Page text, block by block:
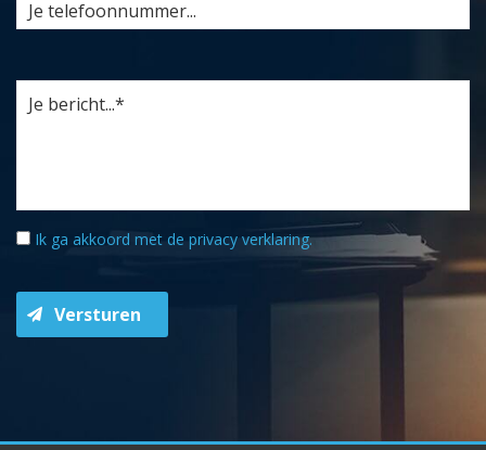
Ik ga akkoord met de privacy verklaring.
Versturen